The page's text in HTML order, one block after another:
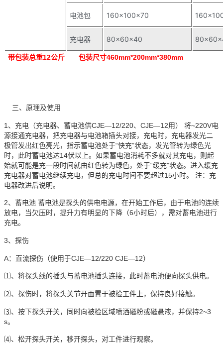
电池包 160×100×70
充电器 80×60×40
带包装总重12公斤 包装尺寸460mm*200mm*380mm
三、原理及使用
1、充电（充电器、蓄电池供CJE—12/220、CJE—12用） 将~220V电
源接通充电器，把充电器与电池箱插头对接，充电时，充电器发光二
极管发出红色亮光，指示蓄电池处于“快充”状态，发光管转为绿色光
时，此时蓄电池达14伏以上。如果蓄电池消耗不多就对其充电，则起
始就可能是充一段时间就由红色转为绿色，处于“缓充”状态。进入缓充
充电器对蓄电池继续充电，但总的充电时间不要超过15小时。 注：充
电器改进后说明。
2、蓄电池 蓄电池是探头的供电电源，在开始工作后，由于电池的连续
放电，当欠压时，提升力有明显的下降（6小时后），需对蓄电池进行
充电。
3、探伤
A：直流探伤（使用于CJE—12/220 CJE—12）
⑴、将探头线的插头与蓄电池插头连接，此时蓄电池便向探头供电。
⑵、探伤时，将探头关节开面置于被检工件上，保持良好接触。
⑶、按下探头开关，同时向被检区域喷洒磁粉或磁悬液，并保持2~3
s。
⑷、松开探头开关，移开探头，对工件进行观察。